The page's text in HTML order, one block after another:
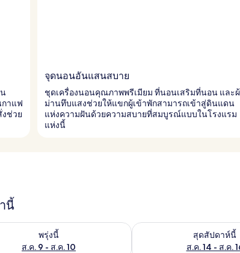
กาแฟ
ช่วย
จุดนอนอันแสนสบาย
ชุดเครื่องนอนคุณภาพพรีเมียม ที่นอนเสริมที่นอน และ
ม่านทึบแสงช่วยให้แขกผู้เข้าพักสามารถเข้าสู่ดินแดน
แห่งความฝันด้วยความสบายที่สมบูรณ์แบบในโรงแรม
แห่งนี้
นี้
พรุ่งนี้
ส.ค. 9 - ส.ค. 10
จำนวนห้องพักว่างในพรุ่งนี้ ส.ค. 9 - ส.ค. 10
สุดสัปดาห์นี้
ส.ค. 14 - ส.ค.
ตรวจสอบจำนวนห้องพักว่